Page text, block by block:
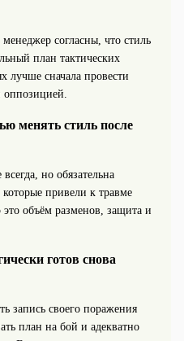
согласны, что стиль
план тактических
лучше сначала провести
оппозицией.
менять стиль после
но обязательна
которые привели к травме
объём разменов, защита и
готов снова
запись своего поражения
план на бой и адекватно